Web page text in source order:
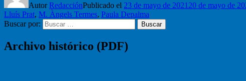
AutorRedacciónPublicado el 23 de mayo de 2021 20 de mayo de
Lluís Prat, M. Àngels Termes, Paula Depalma
Buscar por:
Buscar
Archivo histórico (PDF)